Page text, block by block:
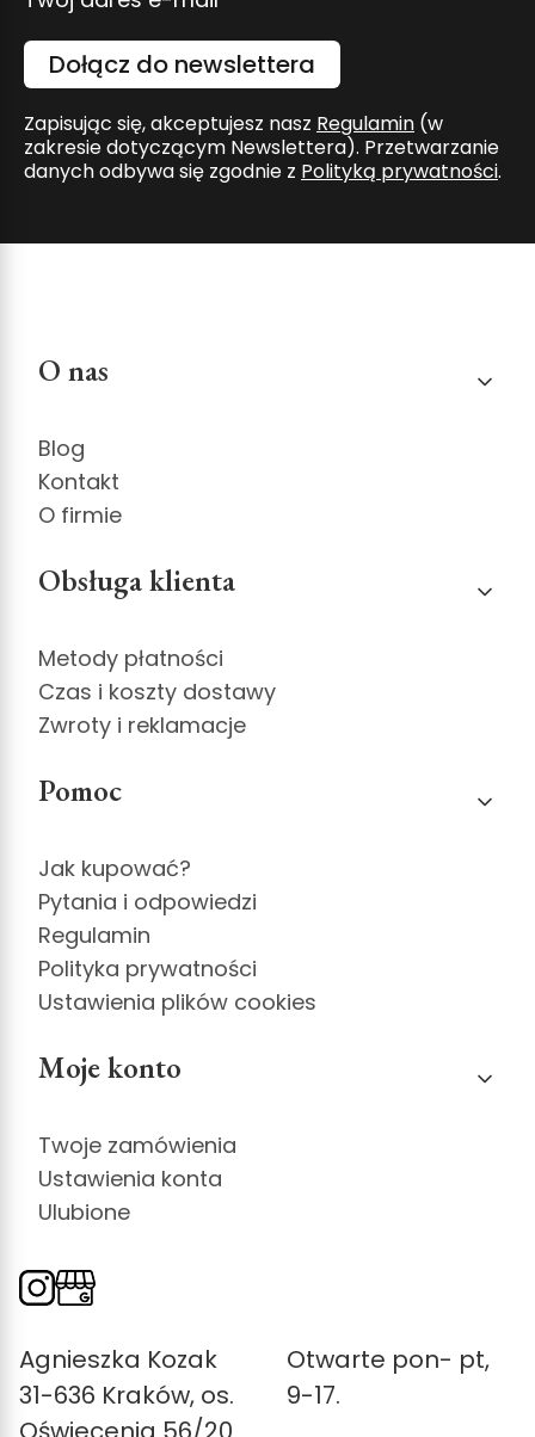
Dołącz do newslettera
Zapisując się, akceptujesz nasz Regulamin (w
zakresie dotyczącym Newslettera). Przetwarzanie
danych odbywa się zgodnie z Polityką prywatności.
Linki w stopce
O nas
Blog
Kontakt
O firmie
Obsługa klienta
Metody płatności
Czas i koszty dostawy
Zwroty i reklamacje
Pomoc
Jak kupować?
Pytania i odpowiedzi
Regulamin
Polityka prywatności
Ustawienia plików cookies
Moje konto
Twoje zamówienia
Ustawienia konta
Ulubione
Agnieszka Kozak
31-636 Kraków, os.
Otwarte pon- pt,
9-17.